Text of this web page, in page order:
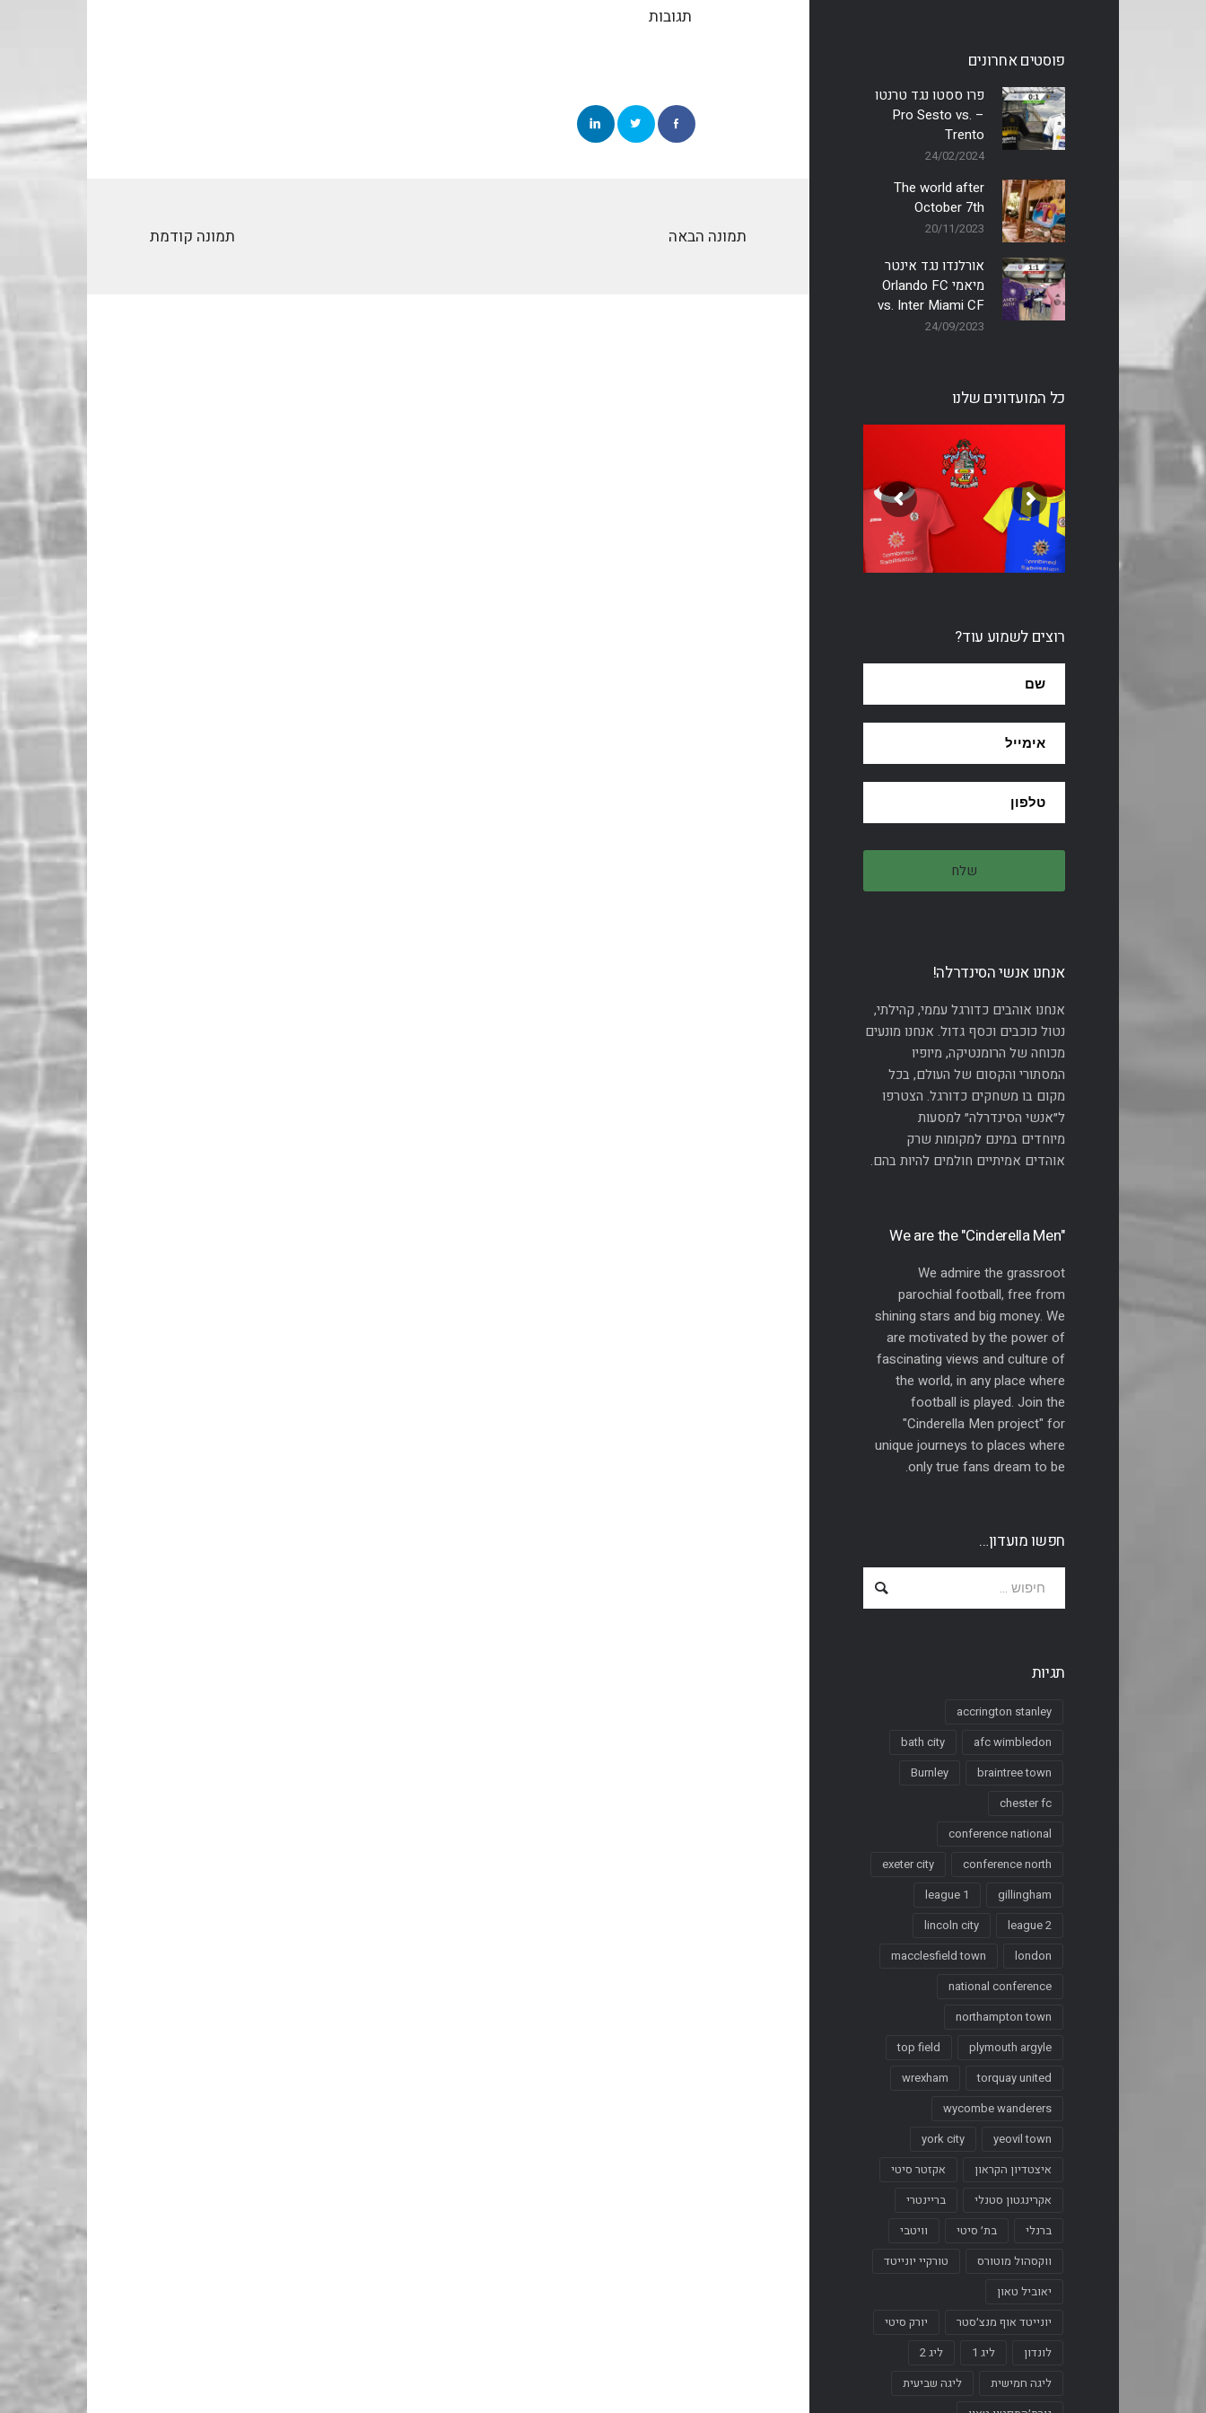
פוסטים אחרונים
פרו ססטו נגד טרנטו
– Pro Sesto vs.
Trento
24/02/2024
The world after
October 7th
20/11/2023
אורלנדו נגד אינטר
מיאמי Orlando FC
vs. Inter Miami CF
24/09/2023
כל המועדונים שלנו
רוצים לשמוע עוד?
אנחנו אנשי הסינדרלה!
אנחנו אוהבים כדורגל עממי, קהילתי,
נטול כוכבים וכסף גדול. אנחנו מונעים
מכוחה של הרומנטיקה, מיופיו
המסתורי והקסום של העולם, בכל
מקום בו משחקים כדורגל. הצטרפו
ל״אנשי הסינדרלה״ למסעות
מיוחדים במינם למקומות שרק
אוהדים אמיתיים חולמים להיות בהם.
"We are the "Cinderella Men
We admire the grassroot
parochial football, free from
shining stars and big money. We
are motivated by the power of
fascinating views and culture of
the world, in any place where
football is played. Join the
"Cinderella Men project" for
unique journeys to places where
only true fans dream to be.
חפשו מועדון…
תגיות
accrington stanley
afc wimbledon
bath city
braintree town
Burnley
chester fc
conference national
conference north
exeter city
gillingham
league 1
league 2
lincoln city
london
macclesfield town
national conference
northampton town
plymouth argyle
top field
torquay united
wrexham
wycombe wanderers
yeovil town
york city
איצטדיון הקראון
אקזטר סיטי
אקרינגטון סטנלי
בריינטרי
ברנלי
בת׳ סיטי
וויטבי
ווקסהול מוטורס
טורקיי יונייטד
יאוביל טאון
יונייטד אוף מנצ׳סטר
יורק סיטי
לונדון
ליג 1
ליג 2
ליגה חמישית
ליגה שביעית
תגובות
תמונה קודמת תמונה הבאה